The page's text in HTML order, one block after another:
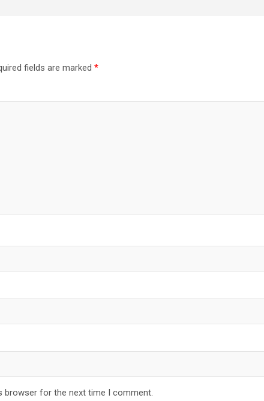
fields are marked *
browser for the next time I comment.